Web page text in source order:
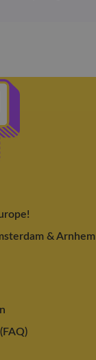
& Arnhem